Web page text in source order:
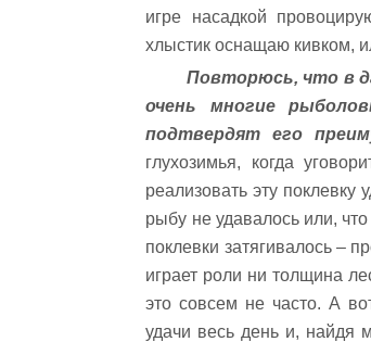
игре насадкой
хлыстик оснащаю кивком,
Повторюсь, что в
очень многие
подтвердят его
глухозимья, когда
реализовать эту поклевку
рыбу не удавалось или,
поклевки затягивалось –
играет роли ни толщина
это совсем не часто. А
удачи весь день и, найдя